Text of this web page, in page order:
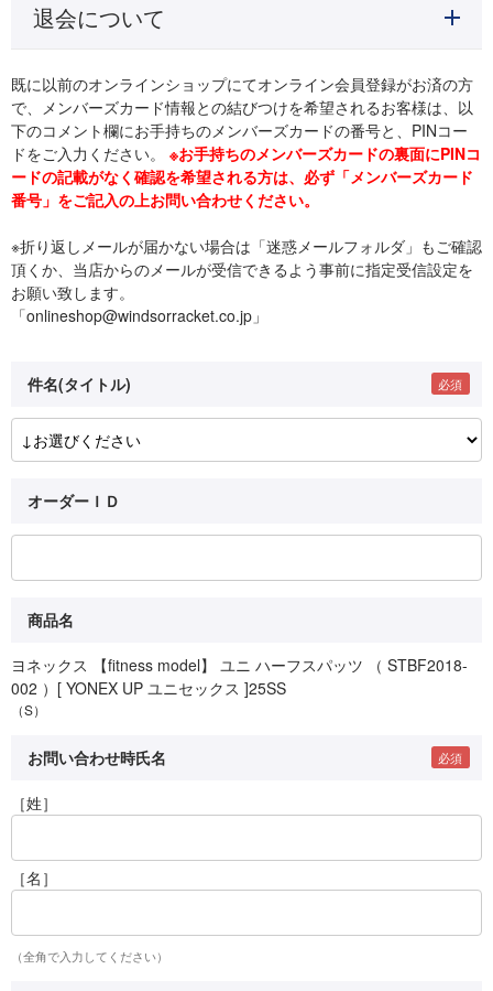
退会について
既に以前のオンラインショップにてオンライン会員登録がお済の方
で、メンバーズカード情報との結びつけを希望されるお客様は、以
下のコメント欄にお手持ちのメンバーズカードの番号と、PINコー
ドをご入力ください。 ※お手持ちのメンバーズカードの裏面にPINコ
ードの記載がなく確認を希望される方は、必ず「メンバーズカード
番号」をご記入の上お問い合わせください。
※折り返しメールが届かない場合は「迷惑メールフォルダ」もご確認
頂くか、当店からのメールが受信できるよう事前に指定受信設定を
お願い致します。
「onlineshop@windsorracket.co.jp」
件名(タイトル)
オーダーＩＤ
商品名
ヨネックス 【fitness model】 ユニ ハーフスパッツ （ STBF2018-
002 ）[ YONEX UP ユニセックス ]25SS
（S）
お問い合わせ時氏名
［姓］
［名］
（全角で入力してください）